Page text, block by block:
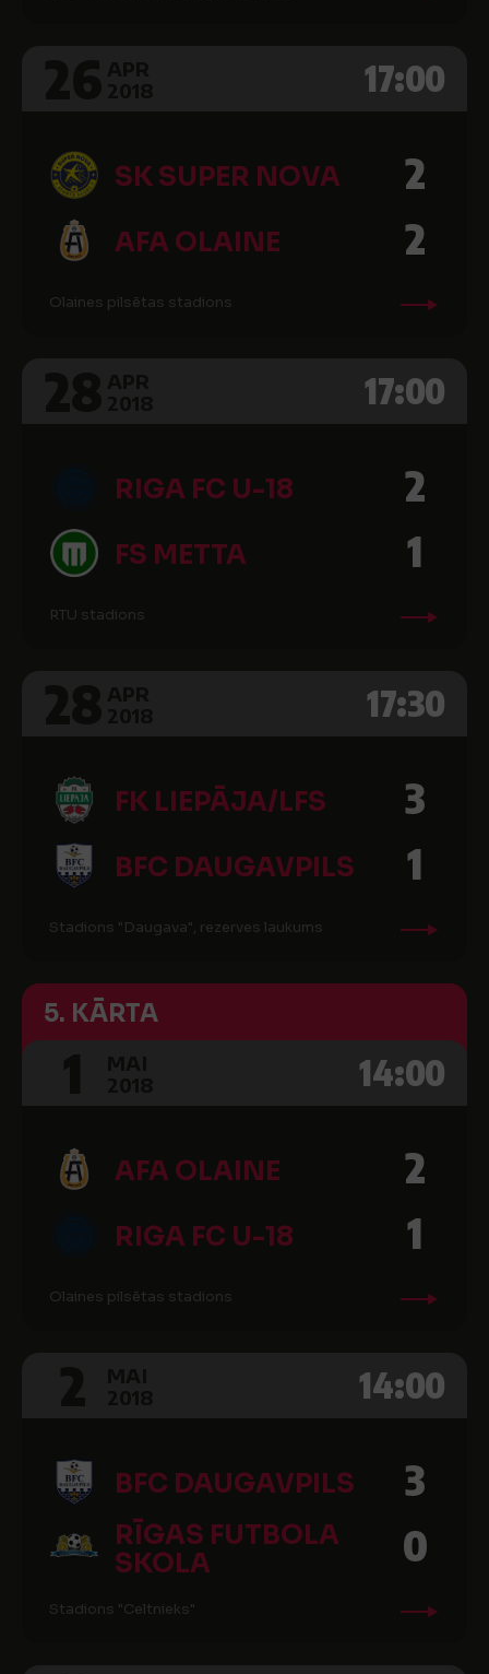
17:00
SK SUPER NOVA 2
AFA OLAINE 2
Olaines pilsētas stadions
17:00
RIGA FC U-18 2
FS METTA 1
RTU stadions
17:30
FK LIEPĀJA/LFS 3
BFC DAUGAVPILS 1
Stadions "Daugava", rezerves laukums
5. KĀRTA
14:00
AFA OLAINE 2
RIGA FC U-18 1
Olaines pilsētas stadions
14:00
BFC DAUGAVPILS 3
RĪGAS FUTBOLA
SKOLA
0
Stadions "Celtnieks"